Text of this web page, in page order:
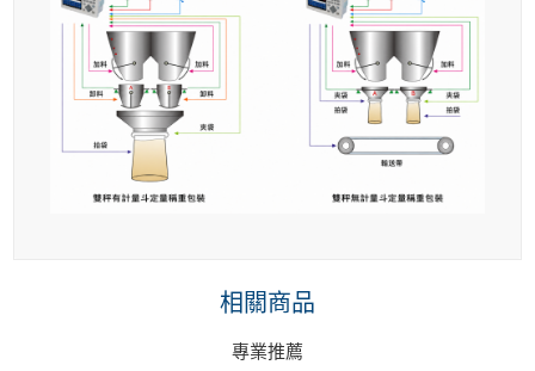
相關商品
專業推薦